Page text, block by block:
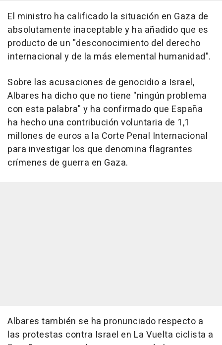
El ministro ha calificado la situación en Gaza de
absolutamente inaceptable y ha añadido que es
producto de un "desconocimiento del derecho
internacional y de la más elemental humanidad".
Sobre las acusaciones de genocidio a Israel,
Albares ha dicho que no tiene "ningún problema
con esta palabra" y ha confirmado que España
ha hecho una contribución voluntaria de 1,1
millones de euros a la Corte Penal Internacional
para investigar los que denomina flagrantes
crímenes de guerra en Gaza.
Albares también se ha pronunciado respecto a
las protestas contra Israel en La Vuelta ciclista a